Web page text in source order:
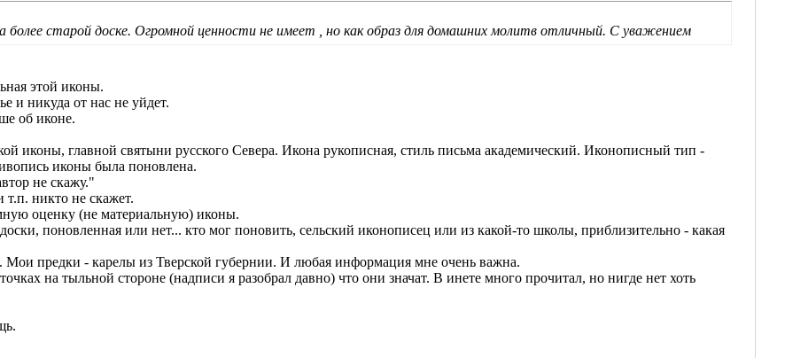
более старой доске. Огромной ценности не имеет , но как образ для домашних молитв отличный. С уважением
этой иконы.
и никуда от нас не уйдет.
об иконе.
иконы, главной святыни русского Севера. Икона рукописная, стиль письма академический. Иконописный тип -
иконы была поновлена.
не скажу."
никто не скажет.
оценку (не материальную) иконы.
поновленная или нет... кто мог поновить, сельский иконописец или из какой-то школы, приблизительно - какая
Мои предки - карелы из Тверской губернии. И любая информация мне очень важна.
на тыльной стороне (надписи я разобрал давно) что они значат. В инете много прочитал, но нигде нет хоть